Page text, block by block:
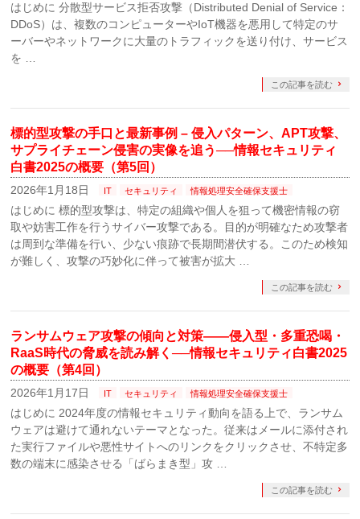
はじめに 分散型サービス拒否攻撃（Distributed Denial of Service：
DDoS）は、複数のコンピューターやIoT機器を悪用して特定のサ
ーバーやネットワークに大量のトラフィックを送り付け、サービス
を …
この記事を読む
標的型攻撃の手口と最新事例 – 侵入パターン、APT攻撃、
サプライチェーン侵害の実像を追う──情報セキュリティ
白書2025の概要（第5回）
2026年1月18日 IT セキュリティ 情報処理安全確保支援士
はじめに 標的型攻撃は、特定の組織や個人を狙って機密情報の窃
取や妨害工作を行うサイバー攻撃である。目的が明確なため攻撃者
は周到な準備を行い、少ない痕跡で長期間潜伏する。このため検知
が難しく、攻撃の巧妙化に伴って被害が拡大 …
この記事を読む
ランサムウェア攻撃の傾向と対策――侵入型・多重恐喝・
RaaS時代の脅威を読み解く──情報セキュリティ白書2025
の概要（第4回）
2026年1月17日 IT セキュリティ 情報処理安全確保支援士
はじめに 2024年度の情報セキュリティ動向を語る上で、ランサム
ウェアは避けて通れないテーマとなった。従来はメールに添付され
た実行ファイルや悪性サイトへのリンクをクリックさせ、不特定多
数の端末に感染させる「ばらまき型」攻 …
この記事を読む